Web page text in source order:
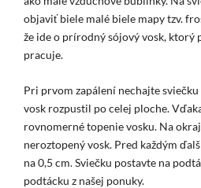
objaviť biele malé biele mapy tzv.
že ide o prírodný sójový vosk, ktorý
pracuje.
Pri prvom zapálení nechajte
vosk rozpustil po celej ploche.
rovnomerné topenie vosku. Na
neroztopený vosk. Pred každým
na 0,5 cm. Sviečku postavte na
podtácku z našej ponuky.